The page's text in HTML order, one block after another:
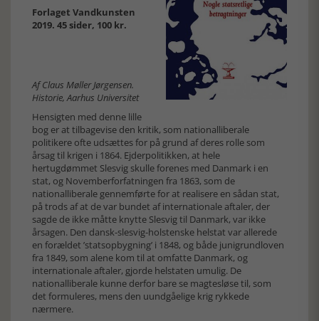
Forlaget Vandkunsten
2019. 45 sider, 100 kr.
Af Claus Møller Jørgensen.
Historie, Aarhus Universitet
Hensigten med denne lille
bog er at tilbagevise den kritik, som nationalliberale
politikere ofte udsættes for på grund af deres rolle som
årsag til krigen i 1864. Ejderpolitikken, at hele
hertugdømmet Slesvig skulle forenes med Danmark i en
stat, og Novemberforfatningen fra 1863, som de
nationalliberale gennemførte for at realisere en sådan stat,
på trods af at de var bundet af internationale aftaler, der
sagde de ikke måtte knytte Slesvig til Danmark, var ikke
årsagen. Den dansk-slesvig-holstenske helstat var allerede
en forældet ’statsopbygning’ i 1848, og både junigrundloven
fra 1849, som alene kom til at omfatte Danmark, og
internationale aftaler, gjorde helstaten umulig. De
nationalliberale kunne derfor bare se magtesløse til, som
det formuleres, mens den uundgåelige krig rykkede
nærmere.